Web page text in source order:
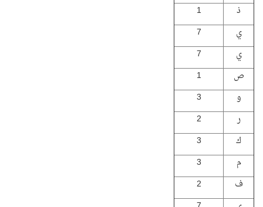
ذ
1
ي
7
ي
7
ص
1
و
3
ر
2
ك
3
م
3
ف
2